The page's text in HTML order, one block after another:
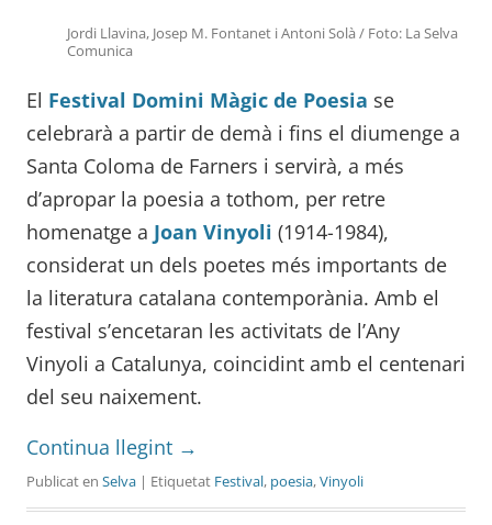
Jordi Llavina, Josep M. Fontanet i Antoni Solà / Foto: La Selva
Comunica
El Festival Domini Màgic de Poesia se
celebrarà a partir de demà i fins el diumenge a
Santa Coloma de Farners i servirà, a més
d’apropar la poesia a tothom, per retre
homenatge a Joan Vinyoli (1914-1984),
considerat un dels poetes més importants de
la literatura catalana contemporània. Amb el
festival s’encetaran les activitats de l’Any
Vinyoli a Catalunya, coincidint amb el centenari
del seu naixement.
Continua llegint →
Publicat en Selva | Etiquetat Festival, poesia,Vinyoli